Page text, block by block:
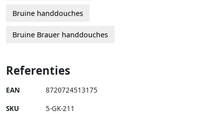
Bruine handdouches
Bruine Brauer handdouches
Referenties
EAN 8720724513175
SKU 5-GK-211